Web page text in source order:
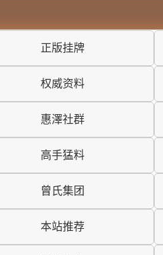
正版挂牌
权威资料
惠澤社群
高手猛料
曾氏集团
本站推荐